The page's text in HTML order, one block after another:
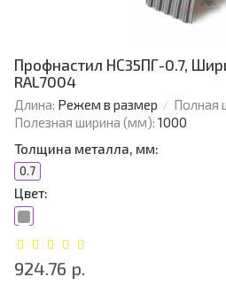
Профнастил НС35ПГ-0.7,
RAL7004
Длина: Режем в размер Полная
Полезная ширина (мм): 1000
Толщина металла, мм:
0.7
Цвет:
924.76 р.